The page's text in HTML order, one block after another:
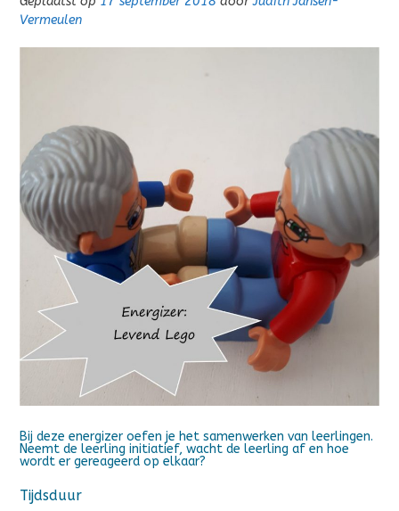
Vermeulen
Bij deze energizer oefen je het samenwerken van leerlingen.
Neemt de leerling initiatief, wacht de leerling af en hoe
wordt er gereageerd op elkaar?
Tijdsduur